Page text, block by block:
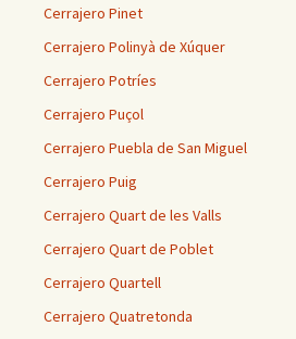
Cerrajero Pinet
Cerrajero Polinyà de Xúquer
Cerrajero Potríes
Cerrajero Puçol
Cerrajero Puebla de San Miguel
Cerrajero Puig
Cerrajero Quart de les Valls
Cerrajero Quart de Poblet
Cerrajero Quartell
Cerrajero Quatretonda